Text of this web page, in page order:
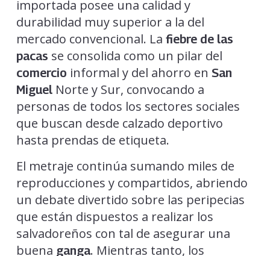
importada posee una calidad y
durabilidad muy superior a la del
mercado convencional. La fiebre de las
pacas se consolida como un pilar del
comercio informal y del ahorro en San
MiguelNorte y Sur, convocando a
personas de todos los sectores sociales
que buscan desde calzado deportivo
hasta prendas de etiqueta.
El metraje continúa sumando miles de
reproducciones y compartidos, abriendo
un debate divertido sobre las peripecias
que están dispuestos a realizar los
salvadoreños con tal de asegurar una
buena ganga. Mientras tanto, los